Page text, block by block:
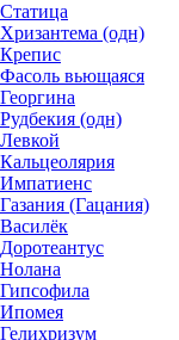
Статица
Хризантема (одн)
Крепис
Фасоль вьющаяся
Георгина
Рудбекия (одн)
Левкой
Кальцеолярия
Импатиенс
Газания (Гацания)
Василёк
Доротеантус
Нолана
Гипсофила
Ипомея
Гелихризум